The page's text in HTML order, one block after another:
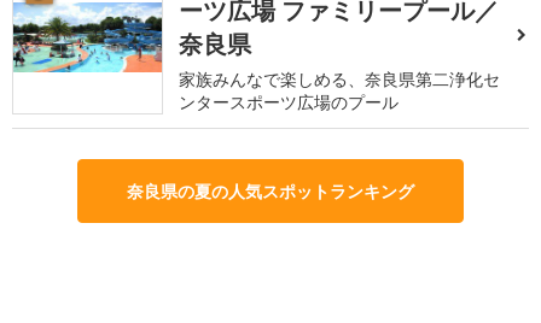
ーツ広場 ファミリープール／
奈良県
家族みんなで楽しめる、奈良県第二浄化セ
ンタースポーツ広場のプール
奈良県の夏の人気スポットランキング